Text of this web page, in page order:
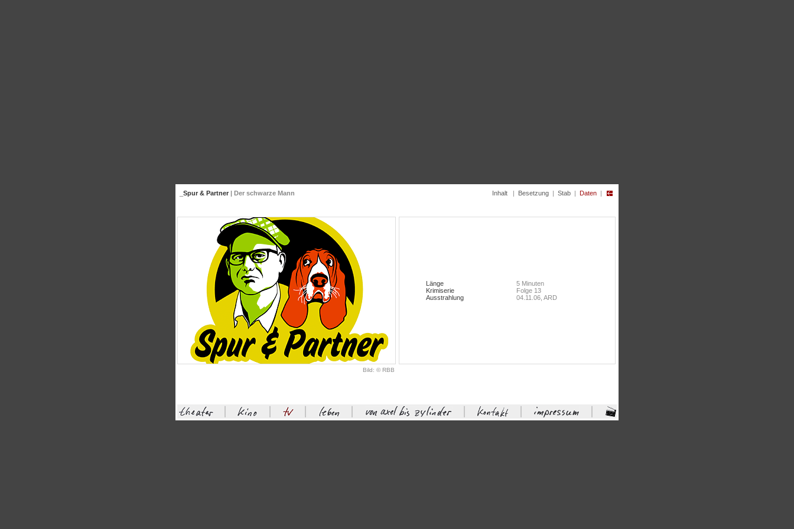
_Spur & Partner | Der schwarze Mann Inhalt | Besetzung | Stab | Daten |
Länge
Krimiserie
Ausstrahlung
5 Minuten
Folge 13
04.11.06, ARD
Bild: © RBB